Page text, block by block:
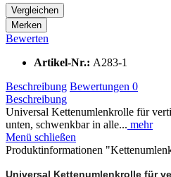
Vergleichen
Merken
Bewerten
Artikel-Nr.: A283-1
Beschreibung Bewertungen 0
Beschreibung
Universal Kettenumlenkrolle für
unten, schwenkbar in alle... mehr
Menü schließen
Produktinformationen
Universal Kettenumlenkrolle für